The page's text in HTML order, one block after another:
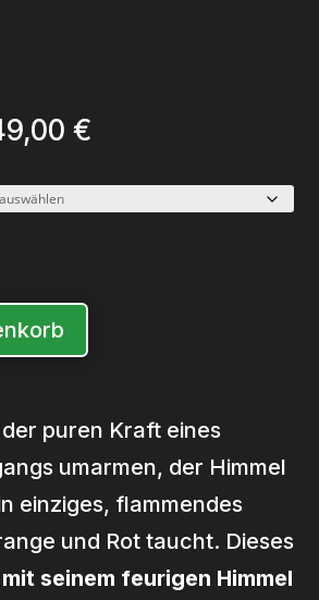
€
puren Kraft eines
umarmen, der Himmel
einziges, flammendes
und Rot taucht. Dieses
seinem feurigen Himmel